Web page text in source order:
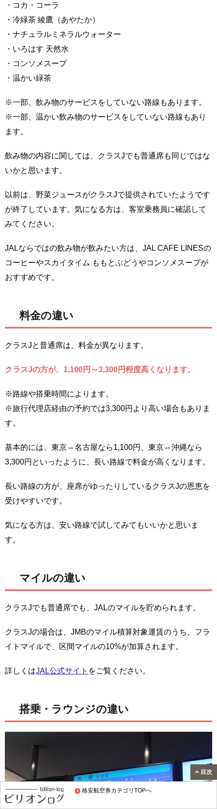
格安航空券カテゴリTOPへ
・コカ・コーラ
・冷緑茶 綾鷹（あやたか）
・ナチュラルミネラルウォーター
・いろはす 天然水
・コンソメスープ
・温かい緑茶
※一部、飲み物のサービスをしていない路線もあります。
※一部、温かい飲み物のサービスをしていない路線もあり
ます。
飲み物の内容に関しては、クラスJでも普通席も同じではな
いかと思います。
以前は、野菜ジュースがクラスJで提供されていたようです
が終了しています。気になる方は、客室乗務員に確認して
みてください。
JALならではの飲み物が飲みたい方は、JAL CAFE LINESの
コーヒーやスカイタイム ももとぶどうやコンソメスープが
おすすめです。
料金の違い
クラスJと普通席は、料金が異なります。
クラスJの方が、1,100円～3,300円程度高くなります。
※路線や搭乗時間によります。
※旅行代理店経由の予約では3,300円より高い場合もありま
す。
基本的には、東京⇔名古屋なら1,100円、東京⇔沖縄なら
3,300円といったように、長い路線で料金が高くなります。
長い路線の方が、座席がゆったりしているクラスJの恩恵を
受けやすいです。
気になる方は、安い路線で試してみてもいいかと思いま
す。
マイルの違い
クラスJでも普通席でも、JALのマイルを貯められます。
クラスJの場合は、JMBのマイル積算対象運賃のうち、フラ
イトマイルで、区間マイルの10%が加算されます。
詳しくはJAL公式サイト をご覧ください。
搭乗・ラウンジの違い
目次